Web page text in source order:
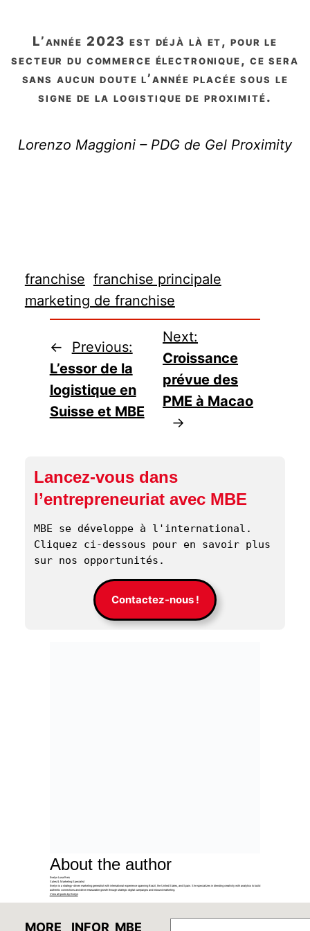
l’année 2023 est déjà là et, pour le
secteur du commerce électronique, ce sera
sans aucun doute l’année placée sous le
signe de la logistique de proximité.
Lorenzo Maggioni – PDG de Gel Proximity
franchise franchise principale
marketing de franchise
←
Previous:
L’essor de la
logistique en
Suisse et MBE
Next:
Croissance
prévue des
PME à Macao
→
Lancez-vous dans
l’entrepreneuriat avec MBE
MBE se développe à l'international.
Cliquez ci-dessous pour en savoir plus
sur nos opportunités.
Contactez-nous !
About the author
Evelyn Luna Reis
Sales & Marketing Specialist
Evelyn is a strategy-driven marketing generalist with international experience spanning Brazil, the United States, and Spain. She specializes in blending creativity with analytics to build
authentic connections and drive measurable growth through strategic digital campaigns and inbound marketing.
View all posts by Evelyn
MORE
INFOR MBE